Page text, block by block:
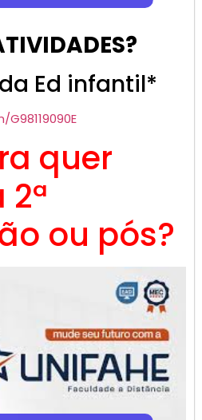
Ed infantil*
quer
ou pós?